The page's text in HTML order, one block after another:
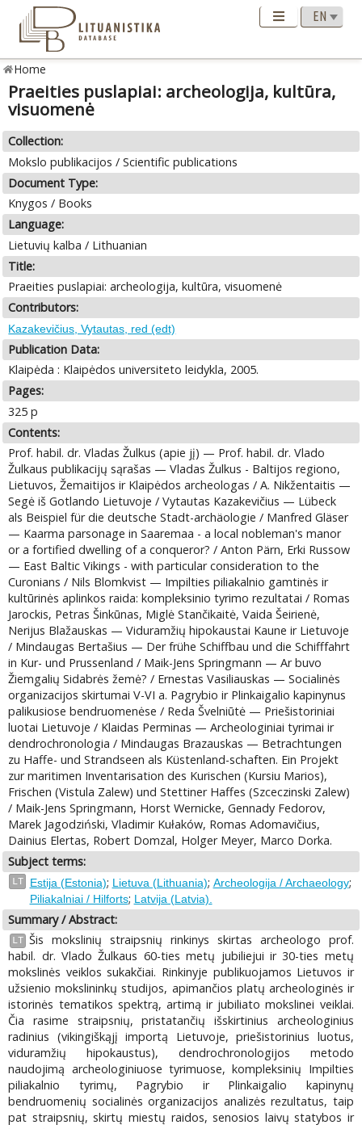
Home
Praeities puslapiai: archeologija, kultūra,
visuomenė
Collection:
Mokslo publikacijos / Scientific publications
Document Type:
Knygos / Books
Language:
Lietuvių kalba / Lithuanian
Title:
Praeities puslapiai: archeologija, kultūra, visuomenė
Contributors:
Kazakevičius, Vytautas, red (edt)
Publication Data:
Klaipėda : Klaipėdos universiteto leidykla, 2005.
Pages:
325 p
Contents:
Prof. habil. dr. Vladas Žulkus (apie jį) — Prof. habil. dr. Vlado
Žulkaus publikacijų sąrašas — Vladas Žulkus - Baltijos regiono,
Lietuvos, Žemaitijos ir Klaipėdos archeologas / A. Nikžentaitis —
Segė iš Gotlando Lietuvoje / Vytautas Kazakevičius — Lübeck
als Beispiel für die deutsche Stadt-archäologie / Manfred Gläser
— Kaarma parsonage in Saaremaa - a local nobleman's manor
or a fortified dwelling of a conqueror? / Anton Pärn, Erki Russow
— East Baltic Vikings - with particular consideration to the
Curonians / Nils Blomkvist — Impilties piliakalnio gamtinės ir
kultūrinės aplinkos raida: kompleksinio tyrimo rezultatai / Romas
Jarockis, Petras Šinkūnas, Miglė Stančikaitė, Vaida Šeirienė,
Nerijus Blažauskas — Viduramžių hipokaustai Kaune ir Lietuvoje
/ Mindaugas Bertašius — Der frühe Schiffbau und die Schifffahrt
in Kur- und Prussenland / Maik-Jens Springmann — Ar buvo
Žiemgalių Sidabrės žemė? / Ernestas Vasiliauskas — Socialinės
organizacijos skirtumai V-VI a. Pagrybio ir Plinkaigalio kapinynus
palikusiose bendruomenėse / Reda Švelniūtė — Priešistoriniai
luotai Lietuvoje / Klaidas Perminas — Archeologiniai tyrimai ir
dendrochronologia / Mindaugas Brazauskas — Betrachtungen
zu Haffe- und Strandseen als Küstenland-schaften. Ein Projekt
zur maritimen Inventarisation des Kurischen (Kursiu Marios),
Frischen (Vistula Zalew) und Stettiner Haffes (Szceczinski Zalew)
/ Maik-Jens Springmann, Horst Wernicke, Gennady Fedorov,
Marek Jagodziński, Vladimir Kułaków, Romas Adomavičius,
Dainius Elertas, Robert Domzal, Holger Meyer, Marco Dorka.
Subject terms:
LT Estija (Estonia); Lietuva (Lithuania); Archeologija / Archaeology;
Piliakalniai / Hilforts; Latvija (Latvia).
Summary / Abstract:
LT Šis mokslinių straipsnių rinkinys skirtas archeologo prof.
habil. dr. Vlado Žulkaus 60-ties metų jubiliejui ir 30-ties metų
mokslinės veiklos sukakčiai. Rinkinyje publikuojamos Lietuvos ir
užsienio mokslininkų studijos, apimančios platų archeologinės ir
istorinės tematikos spektrą, artimą ir jubiliato mokslinei veiklai.
Čia rasime straipsnių, pristatančių išskirtinius archeologinius
radinius (vikingiškąjį importą Lietuvoje, priešistorinius luotus,
viduramžių hipokaustus), dendrochronologijos metodo
naudojimą archeologiniuose tyrimuose, kompleksinių Impilties
piliakalnio tyrimų, Pagrybio ir Plinkaigalio kapinynų
bendruomenių socialinės organizacijos analizės rezultatus, taip
pat straipsnių, skirtų miestų raidos, senosios laivų statybos ir